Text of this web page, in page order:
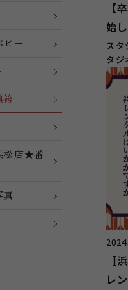
【
始
スタ
タジ
ンタ
〚
レ
ー
松店★番
真